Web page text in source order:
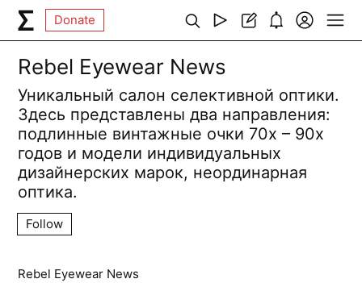
Donate
Rebel Eyewear News
Уникальный салон селективной оптики.
Здесь представлены два направления:
подлинные винтажные очки 70х – 90х
годов и модели индивидуальных
дизайнерских марок, неординарная
оптика.
Follow
Rebel Eyewear News